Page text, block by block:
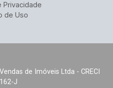
Privacidade
de Uso
de Imóveis Ltda - CRECI
J